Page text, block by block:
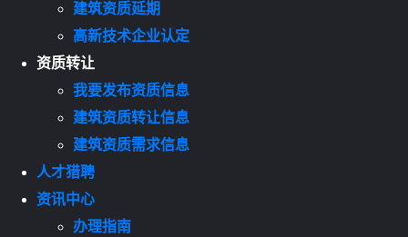
建筑资质延期
高新技术企业认定
资质转让
我要发布资质信息
建筑资质转让信息
建筑资质需求信息
人才猎聘
资讯中心
办理指南